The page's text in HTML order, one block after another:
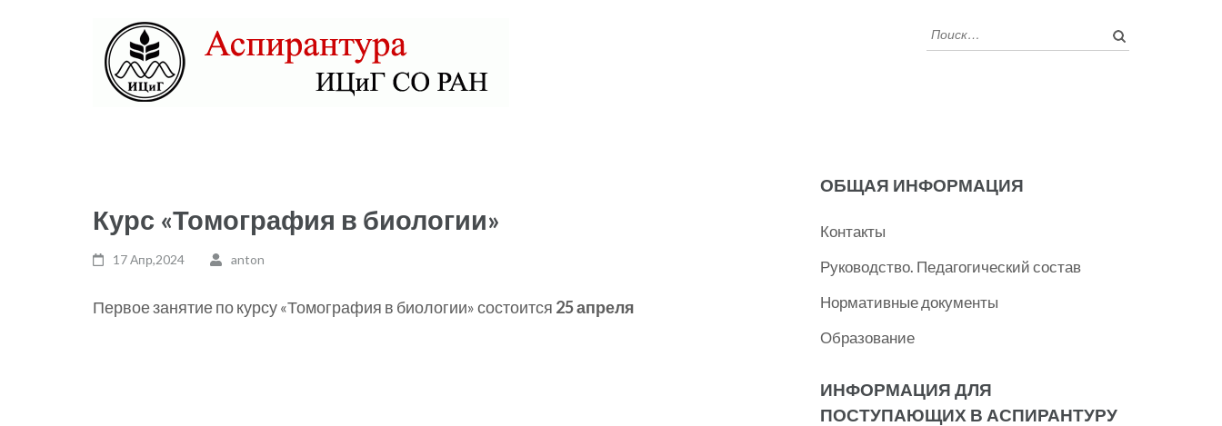
Найти:
Курс «Томография в биологии»
17 Апр,2024 anton
Первое занятие по курсу «Томография в биологии» состоится 25 апреля
ОБЩАЯ ИНФОРМАЦИЯ
Контакты
Руководство. Педагогический состав
Нормативные документы
Образование
ИНФОРМАЦИЯ ДЛЯ
ПОСТУПАЮЩИХ В АСПИРАНТУРУ